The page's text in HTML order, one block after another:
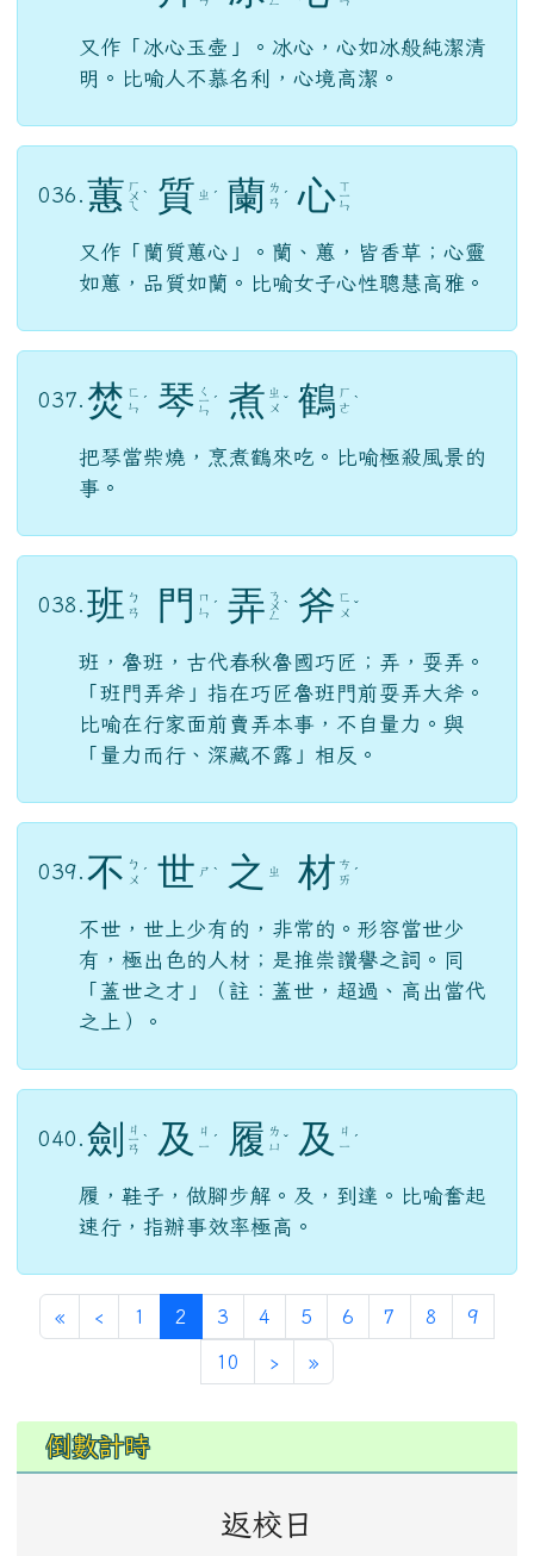
又作「冰心玉壺」。冰心，心如冰般純潔清
明。比喻人不慕名利，心境高潔。
036. 蕙 ㄏ
ㄨ
ㄟ
ˋ 質 ㄓ ˊ 蘭 ㄌ
ㄢ ˊ 心 ㄒ
ㄧ
ㄣ
又作「蘭質蕙心」。蘭、蕙，皆香草；心靈
如蕙，品質如蘭。比喻女子心性聰慧高雅。
037. 焚 ㄈ
ㄣ ˊ 琴 ㄑ
ㄧ
ㄣ
ˊ 煮 ㄓ
ㄨ ˇ 鶴 ㄏ
ㄜ ˋ
把琴當柴燒，烹煮鶴來吃。比喻極殺風景的
事。
038. 班 ㄅ
ㄢ
門
ㄇ
ㄣ ˊ 弄 ㄋ
ㄨ
ㄥ
ˋ 斧 ㄈ
ㄨ ˇ
班，魯班，古代春秋魯國巧匠；弄，耍弄。
「班門弄斧」指在巧匠魯班門前耍弄大斧。
比喻在行家面前賣弄本事，不自量力。與
「量力而行、深藏不露」相反。
039. 不 ㄅ
ㄨ ˊ 世 ㄕ ˋ 之 ㄓ 材 ㄘ
ㄞ ˊ
不世，世上少有的，非常的。形容當世少
有，極出色的人材；是推崇讚譽之詞。同
「蓋世之才」（註：蓋世，超過、高出當代
之上）。
040. 劍 ㄐ
ㄧ
ㄢ
ˋ 及
ㄐ
ㄧ ˊ 履 ㄌ
ㄩ ˇ 及
ㄐ
ㄧ ˊ
履，鞋子，做腳步解。及，到達。比喻奮起
速行，指辦事效率極高。
«第一頁
‹ 上一頁
1 2 (目前頁次)
3 4 5 6 7 8 9
10 ›下一頁
»最後頁
左邊區域內容
倒數計時
返校日